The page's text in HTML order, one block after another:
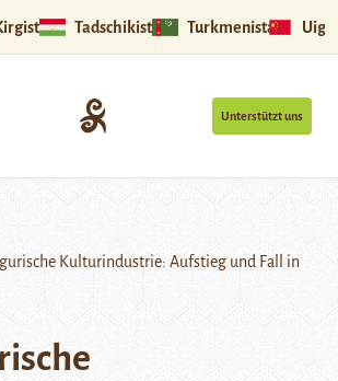
Tadschikistan Turkmenistan
Unterstützt uns
Kulturindustrie: Aufstieg und Fall in